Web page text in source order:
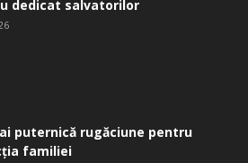
dedicat salvatorilor
puternică rugăciune pentru
familiei